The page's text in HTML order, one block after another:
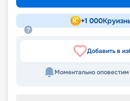
+1 000
Добавить в
Моментально